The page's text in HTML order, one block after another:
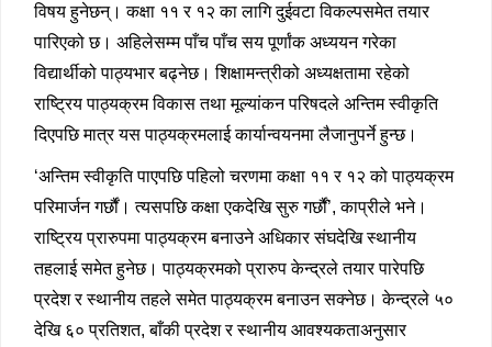
विषय हुनेछन्। कक्षा ११ र १२ का लागि दुईवटा विकल्पसमेत तयार
पारिएको छ। अहिलेसम्म पाँच पाँच सय पूर्णांक अध्ययन गरेका
विद्यार्थीको पाठ्यभार बढ्नेछ। शिक्षामन्त्रीको अध्यक्षतामा रहेको
राष्ट्रिय पाठ्यक्रम विकास तथा मूल्यांकन परिषदले अन्तिम स्वीकृति
दिएपछि मात्र यस पाठ्यक्रमलाई कार्यान्वयनमा लैजानुपर्ने हुन्छ।
‘अन्तिम स्वीकृति पाएपछि पहिलो चरणमा कक्षा ११ र १२ को पाठ्यक्रम
परिमार्जन गर्छौं। त्यसपछि कक्षा एकदेखि सुरु गर्छौं’, काप्रीले भने।
राष्ट्रिय प्रारुपमा पाठ्यक्रम बनाउने अधिकार संघदेखि स्थानीय
तहलाई समेत हुनेछ। पाठ्यक्रमको प्रारुप केन्द्रले तयार पारेपछि
प्रदेश र स्थानीय तहले समेत पाठ्यक्रम बनाउन सक्नेछ। केन्द्रले ५०
देखि ६० प्रतिशत, बाँकी प्रदेश र स्थानीय आवश्यकताअनुसार